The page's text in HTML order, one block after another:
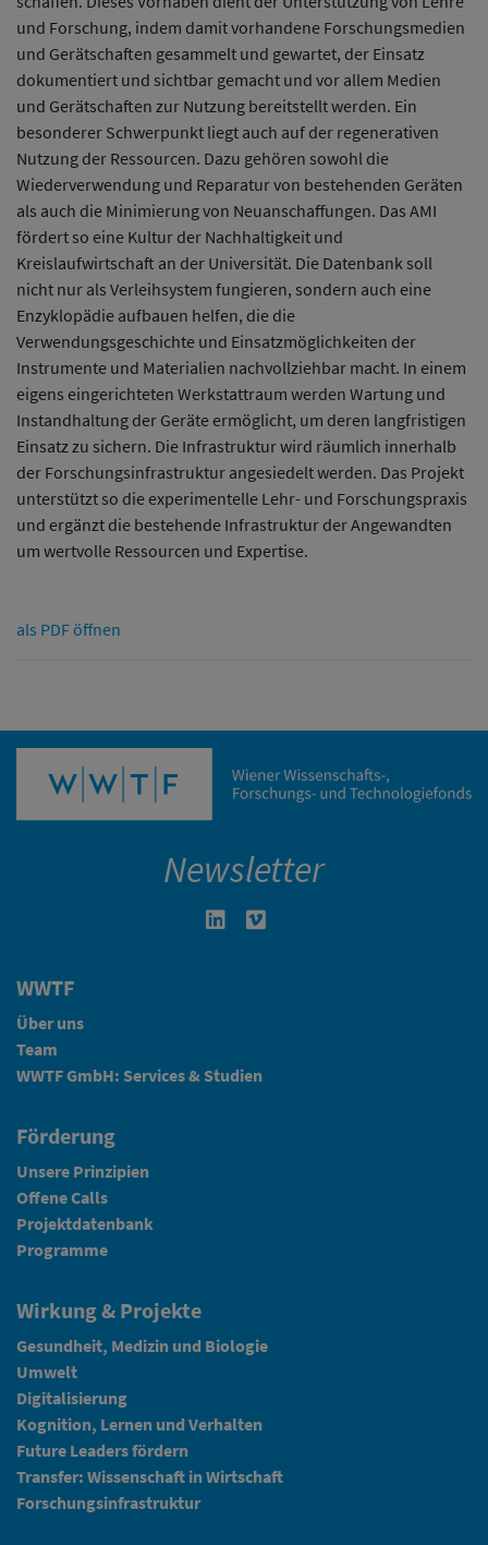
und Forschung, indem damit vorhandene Forschungsmedien
und Gerätschaften gesammelt und gewartet, der Einsatz
dokumentiert und sichtbar gemacht und vor allem Medien
und Gerätschaften zur Nutzung bereitstellt werden. Ein
besonderer Schwerpunkt liegt auch auf der regenerativen
Nutzung der Ressourcen. Dazu gehören sowohl die
Wiederverwendung und Reparatur von bestehenden Geräten
als auch die Minimierung von Neuanschaffungen. Das AMI
fördert so eine Kultur der Nachhaltigkeit und
Kreislaufwirtschaft an der Universität. Die Datenbank soll
nicht nur als Verleihsystem fungieren, sondern auch eine
Enzyklopädie aufbauen helfen, die die
Verwendungsgeschichte und Einsatzmöglichkeiten der
Instrumente und Materialien nachvollziehbar macht. In einem
eigens eingerichteten Werkstattraum werden Wartung und
Instandhaltung der Geräte ermöglicht, um deren langfristigen
Einsatz zu sichern. Die Infrastruktur wird räumlich innerhalb
der Forschungsinfrastruktur angesiedelt werden. Das Projekt
unterstützt so die experimentelle Lehr- und Forschungspraxis
und ergänzt die bestehende Infrastruktur der Angewandten
um wertvolle Ressourcen und Expertise.
als PDF öffnen
Newsletter
Linkedin in neuem Fenster öffnen
WWTF
Über uns
Team
WWTF GmbH: Services & Studien
Förderung
Unsere Prinzipien
Offene Calls
Projektdatenbank
Programme
Wirkung & Projekte
Gesundheit, Medizin und Biologie
Umwelt
Digitalisierung
Kognition, Lernen und Verhalten
Future Leaders fördern
Transfer: Wissenschaft in Wirtschaft
Forschungsinfrastruktur